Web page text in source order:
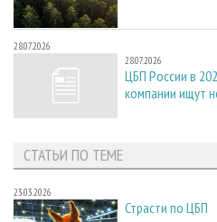
28.07.2026
28.07.2026
ЦБП России в
компании ищут
СТАТЬИ ПО ТЕМЕ
23.03.2026
Страсти по ЦБП